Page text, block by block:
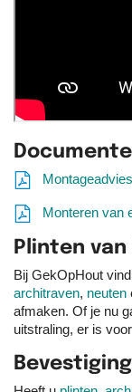
Monteren van
Plinten
Bij GekOpHout
architraven, neuten
afmaken. Of je nu
uitstraling, er is